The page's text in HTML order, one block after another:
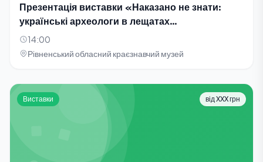
Презентація виставки «Наказано не знати:
українські археологи в лещатах
тоталітаризму»
14:00
Рівненський обласний краєзнавчий музей
Виставки від XXX грн